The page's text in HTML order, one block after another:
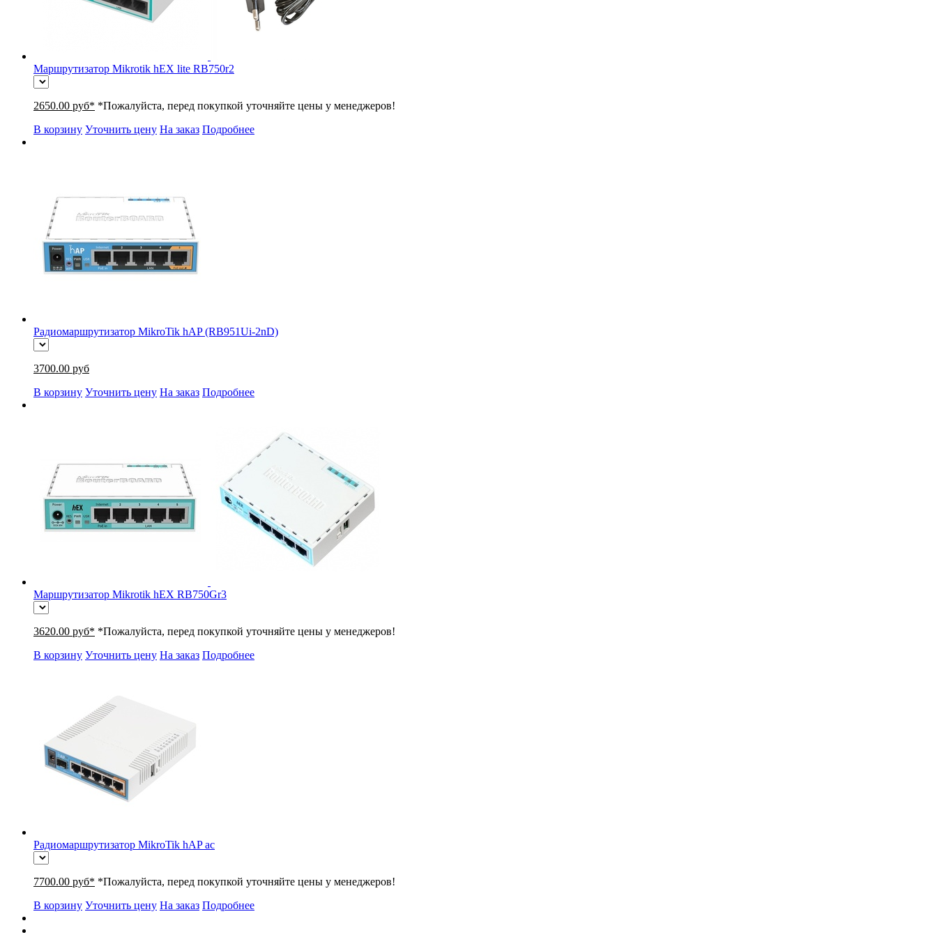
Маршрутизатор Mikrotik hEX lite RB750r2
2650.00 руб* *Пожалуйста, перед покупкой уточняйте цены у менеджеров!
В корзину Уточнить цену На заказ Подробнее
Радиомаршрутизатор MikroTik hAP (RB951Ui-2nD)
3700.00 руб
В корзину Уточнить цену На заказ Подробнее
Маршрутизатор Mikrotik hEX RB750Gr3
3620.00 руб* *Пожалуйста, перед покупкой уточняйте цены у менеджеров!
В корзину Уточнить цену На заказ Подробнее
Радиомаршрутизатор MikroTik hAP ac
7700.00 руб* *Пожалуйста, перед покупкой уточняйте цены у менеджеров!
В корзину Уточнить цену На заказ Подробнее